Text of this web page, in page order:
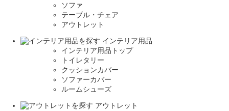
ソファ
テーブル・チェア
アウトレット
インテリア用品
インテリア用品トップ
トイレタリー
クッションカバー
ソファーカバー
ルームシューズ
アウトレット